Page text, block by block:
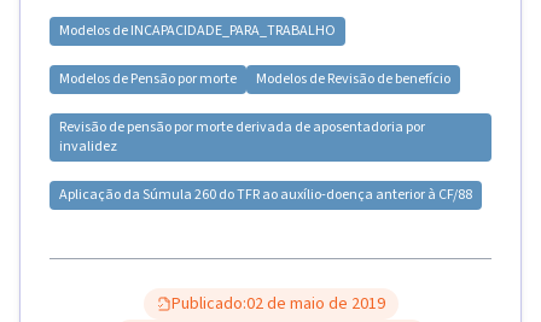
Modelos deINCAPACIDADE_PARA_TRABALHO
Modelos dePensão por morte Modelos deRevisão de benefício
Revisão de pensão por morte derivada de aposentadoria por
invalidez
Aplicação da Súmula 260 do TFR ao auxílio-doença anterior à CF/88
Publicado:02 de maio de 2019